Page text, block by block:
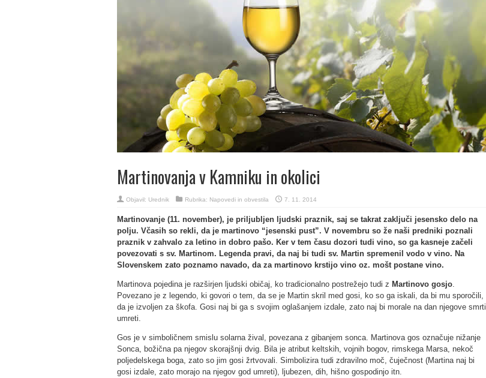
Martinovanja v Kamniku in okolici
Objavil: Urednik Rubrika: Napovedi in obvestila 7. 11. 2014
Martinovanje (11. november), je priljubljen ljudski praznik, saj se takrat zaključi jesensko delo na
polju. Včasih so rekli, da je martinovo “jesenski pust”. V novembru so že naši predniki poznali
praznik v zahvalo za letino in dobro pašo. Ker v tem času dozori tudi vino, so ga kasneje začeli
povezovati s sv. Martinom. Legenda pravi, da naj bi tudi sv. Martin spremenil vodo v vino. Na
Slovenskem zato poznamo navado, da za martinovo krstijo vino oz. mošt postane vino.
Martinova pojedina je razširjen ljudski običaj, ko tradicionalno postrežejo tudi z Martinovo gosjo.
Povezano je z legendo, ki govori o tem, da se je Martin skril med gosi, ko so ga iskali, da bi mu sporočili,
da je izvoljen za škofa. Gosi naj bi ga s svojim oglašanjem izdale, zato naj bi morale na dan njegove smrti
umreti.
Gos je v simboličnem smislu solarna žival, povezana z gibanjem sonca. Martinova gos označuje nižanje
Sonca, božična pa njegov skorajšnji dvig. Bila je atribut keltskih, vojnih bogov, rimskega Marsa, nekoč
poljedelskega boga, zato so jim gosi žrtvovali. Simbolizira tudi zdravilno moč, čuječnost (Martina naj bi
gosi izdale, zato morajo na njegov god umreti), ljubezen, dih, hišno gospodinjo itn.